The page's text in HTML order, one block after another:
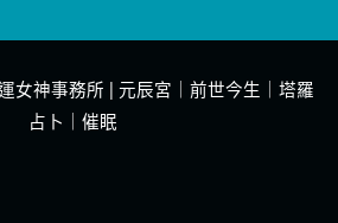
女神事務所 | 元辰宮｜前世今生｜塔羅
占卜｜催眠